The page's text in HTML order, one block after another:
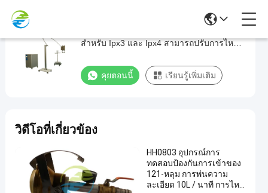
IEC60529
เครื่อง
ทดสอบ
หลอด
สำหรับ
Ipx3
และ
สำหรับ Ipx3 และ Ipx4 สามารถปรับการไหล
คุยตอนนี้ เรียนรู้เพิ่มเติม
วิดีโอที่เกี่ยวข้อง
HH0803 อุปกรณ์การ
ทดสอบป้องกันการเข้าของ
121-หลุม การพ่นความ
ละเอียด 10L / นาที การไหล